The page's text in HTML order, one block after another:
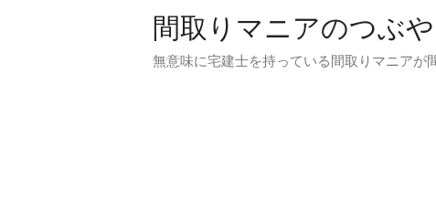
間取りマニアのつぶや
無意味に宅建士を持っている間取りマニアが